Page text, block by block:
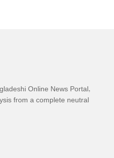
Online News Portal,
from a complete neutral